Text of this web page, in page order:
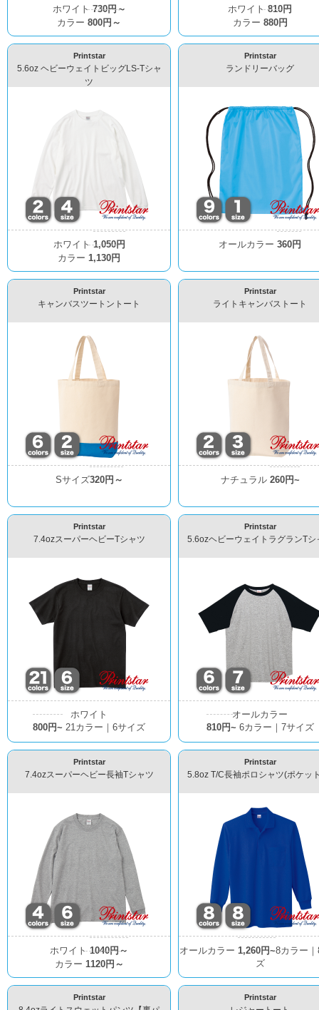
ホワイト730円～
カラー 800円～
ホワイト810円
カラー 880円
Printstar
5.6oz ヘビーウェイトビッグLS-Tシャ
ツ
ホワイト1,050円
カラー 1,130円
Printstar
ランドリーバッグ
オールカラー 360円
Printstar
キャンバスツートントート
Sサイズ320円～
Printstar
ライトキャンバストート
ナチュラル 260円~
Printstar
7.4ozスーパーヘビーTシャツ
ホワイト
800円~ 21カラー｜6サイズ
Printstar
5.6ozヘビーウェイトラグランTシ
オールカラー
810円~ 6カラー｜7サイズ
Printstar
7.4ozスーパーヘビー長袖Tシャツ
ホワイト1040円～
カラー 1120円～
Printstar
5.8oz T/C長袖ポロシャツ(ポケッ
オールカラー 1,260円~8カラー
ズ
Printstar Printstar